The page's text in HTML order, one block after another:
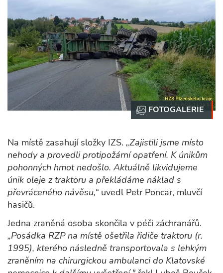
Na místě zasahují složky IZS. „Zajistili jsme místo
nehody a provedli protipožární opatření. K únikům
pohonných hmot nedošlo. Aktuálně likvidujeme
únik oleje z traktoru a překládáme náklad s
převráceného návěsu,“ uvedl Petr Poncar, mluvčí
hasičů.
Jedna zraněná osoba skončila v péči záchranářů.
„Posádka RZP na místě ošetřila řidiče traktoru (r.
1995), kterého následně transportovala s lehkým
zraněním na chirurgickou ambulanci do Klatovské